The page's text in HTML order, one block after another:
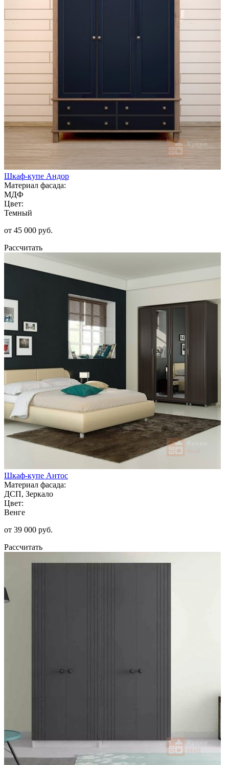
Шкаф-купе Андор
Материал фасада:
МДФ
Цвет:
Темный
от 45 000 руб.
Рассчитать
Шкаф-купе Антос
Материал фасада:
ДСП, Зеркало
Цвет:
Венге
от 39 000 руб.
Рассчитать